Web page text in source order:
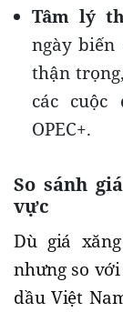
Tâm lý
ngày
thận
các cuộc
OPEC+.
So sánh
vực
Dù giá
nhưng so
dầu Việt